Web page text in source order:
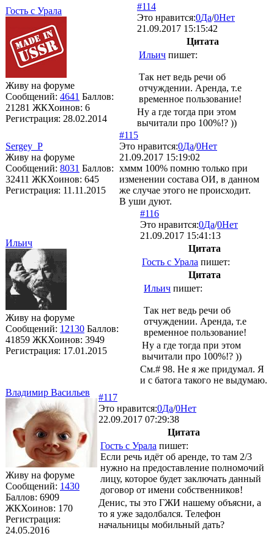
Гость с Урала
Живу на форуме
Сообщений: 4641 Баллов:
21281 ЖКХоинов: 6
Регистрация: 28.02.2014
#114
Это нравится:0Да/0Нет
21.09.2017 15:15:42
Цитата
Ильич пишет:
Так нет ведь речи об
отчуждении. Аренда, т.е
временное пользование!
Ну а где тогда при этом
вычитали про 100%!? ))
Sergey_P
Живу на форуме
Сообщений: 8031 Баллов:
32411 ЖКХоинов: 645
Регистрация: 11.11.2015
#115
Это нравится:0Да/0Нет
21.09.2017 15:19:02
хммм 100% помню только при
изменении состава ОИ, в данном
же случае этого не происходит.
В уши дуют.
Ильич
Живу на форуме
Сообщений: 12130 Баллов:
41859 ЖКХоинов: 3949
Регистрация: 17.01.2015
#116
Это нравится:0Да/0Нет
21.09.2017 15:41:13
Цитата
Гость с Урала пишет:
Цитата
Ильич пишет:
Так нет ведь речи об
отчуждении. Аренда, т.е
временное пользование!
Ну а где тогда при этом
вычитали про 100%!? ))
См.# 98. Не я же придумал. Я
и с батога такого не выдумаю.
Владимир Васильев
Живу на форуме
Сообщений: 1430
Баллов: 6909
ЖКХоинов: 170
Регистрация:
24.05.2016
#117
Это нравится:0Да/0Нет
22.09.2017 07:29:38
Цитата
Гость с Урала пишет:
Если речь идёт об аренде, то там 2/3
нужно на предоставление полномочий
лицу, которое будет заключать данный
договор от имени собственников!
Денис, ты это ГЖИ нашему объясни, а
то я уже задолбался. Телефон
начальницы мобильный дать?